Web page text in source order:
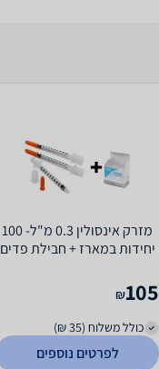
מזרק אינסולין 0.3 מ"ל- 100
יחידות במארז + חבילת פדים
105
₪
כולל משלוח (35 ₪)
לפרטים נוספים